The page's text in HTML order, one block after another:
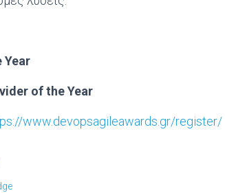
Year
of the Year
www.devopsagileawards.gr/register/